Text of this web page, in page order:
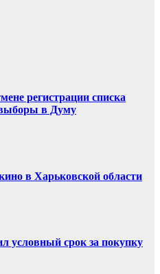
регистрации списка
в Думу
в Харьковской области
срок за покупку